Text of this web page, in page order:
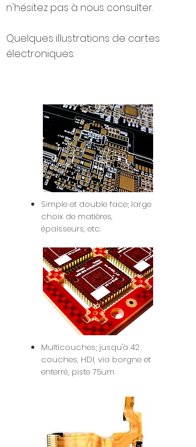
n'hésitez pas à nous consulter.
Quelques illustrations de cartes
électroniques:
Simple et double face; large
choix de matières,
épaisseurs, etc.
Multicouches; jusqu'à 42
couches, HDI, via borgne et
enterré, piste 75um